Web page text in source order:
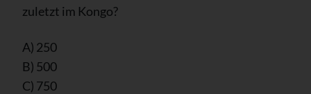
zuletzt im Kongo?
A) 250
B) 500
C) 750